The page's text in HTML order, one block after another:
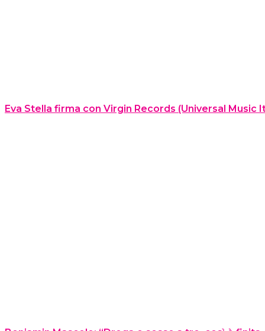
Eva Stella firma con Virgin Records (Universal